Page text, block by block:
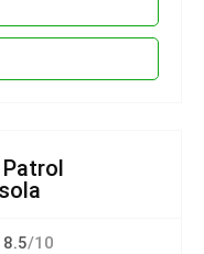
Patrol
8.5/10